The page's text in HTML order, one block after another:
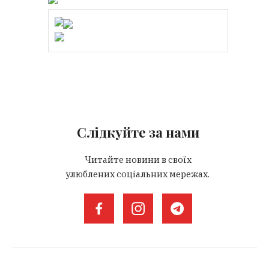
Слідкуйте за нами
Читайте новини в своїх
улюблених соціальних мережах.